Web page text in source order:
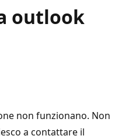
outlook
non funzionano. Non
a contattare il